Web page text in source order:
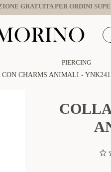
GRATUITA PER ORDINI
PIERCING
CHARMS ANIMALI -